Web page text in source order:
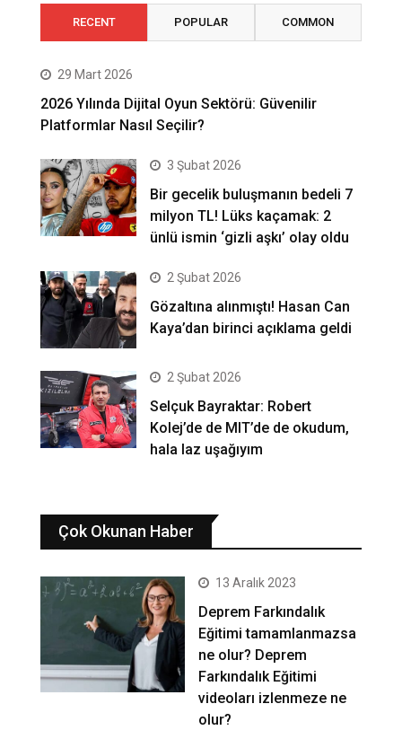
RECENT POPULAR COMMON
29 Mart 2026
2026 Yılında Dijital Oyun Sektörü: Güvenilir
Platformlar Nasıl Seçilir?
3 Şubat 2026
Bir gecelik buluşmanın bedeli 7
milyon TL! Lüks kaçamak: 2
ünlü ismin ‘gizli aşkı’ olay oldu
2 Şubat 2026
Gözaltına alınmıştı! Hasan Can
Kaya’dan birinci açıklama geldi
2 Şubat 2026
Selçuk Bayraktar: Robert
Kolej’de de MIT’de de okudum,
hala laz uşağıyım
Çok Okunan Haber
13 Aralık 2023
Deprem Farkındalık
Eğitimi tamamlanmazsa
ne olur? Deprem
Farkındalık Eğitimi
videoları izlenmeze ne
olur?